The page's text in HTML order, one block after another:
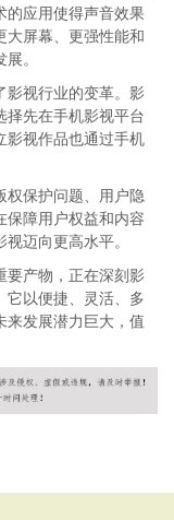
的应用使得声音效果
大屏幕、更强性能和
。
影视行业的变革。影
择先在手机影视平台
影视作品也通过手机
权保护问题、用户隐
保障用户权益和内容
迈向更高水平。
要产物，正在深刻影
它以便捷、灵活、多
来发展潜力巨大，值